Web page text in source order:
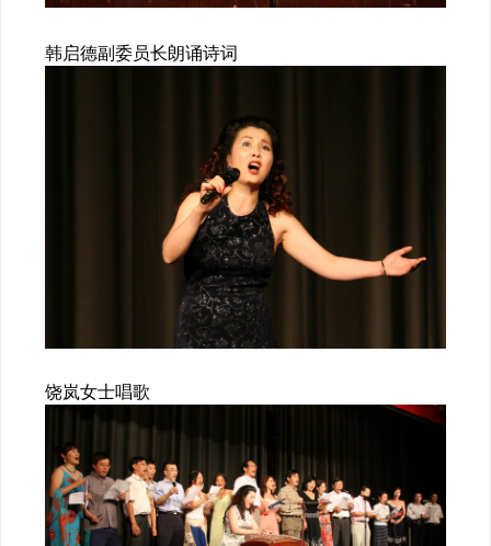
韩启德副委员长朗诵诗词
饶岚女士唱歌